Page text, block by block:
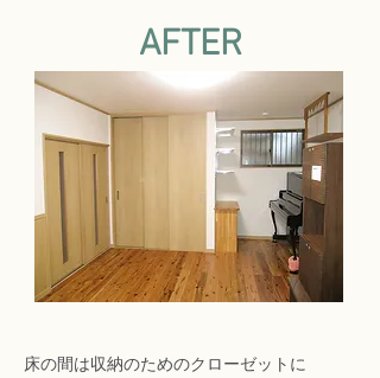
AFTER
床の間は収納のためのクローゼットに